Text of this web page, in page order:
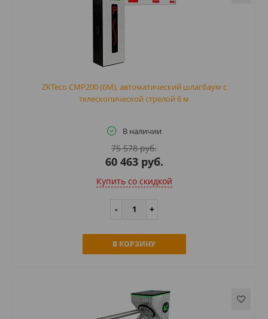
ZKTeco CMP200 (6M), автоматический шлагбаум с
телескопической стрелой 6 м
В наличии
75 578 руб.
60 463 руб.
Купить cо скидкой
В КОРЗИНУ